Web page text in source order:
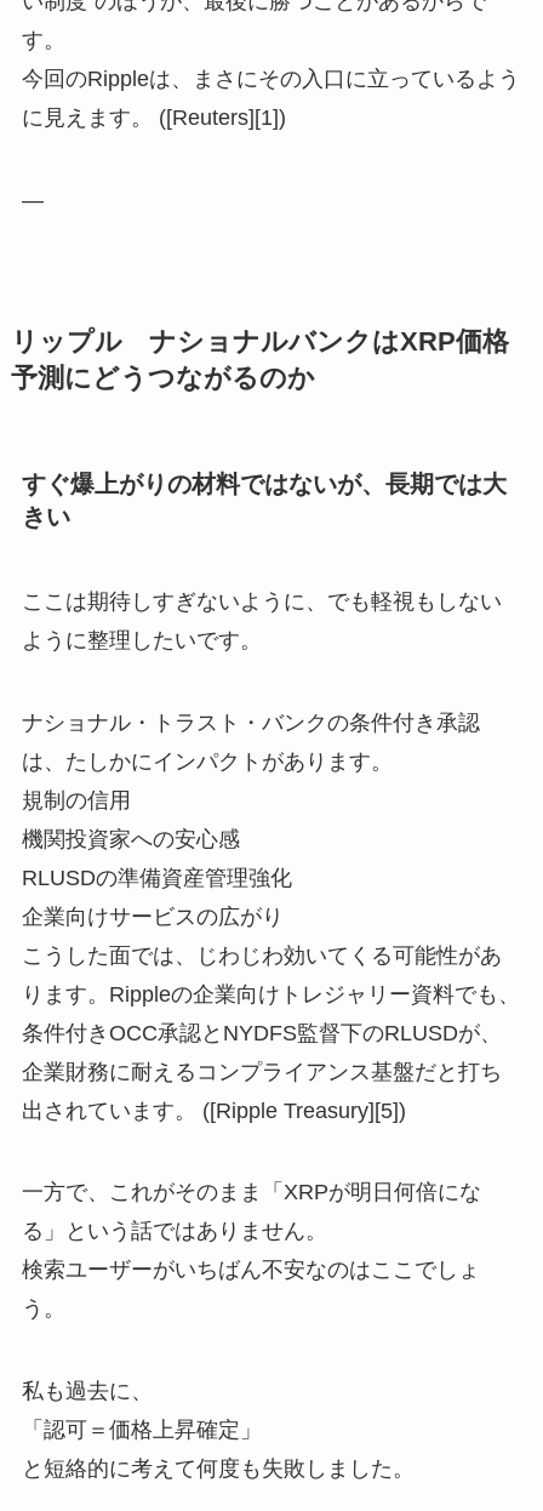
す。
今回のRippleは、まさにその入口に立っているよう
に見えます。 ([Reuters][1])
—
リップル ナショナルバンクはXRP価格
予測にどうつながるのか
すぐ爆上がりの材料ではないが、長期では大
きい
ここは期待しすぎないように、でも軽視もしない
ように整理したいです。
ナショナル・トラスト・バンクの条件付き承認
は、たしかにインパクトがあります。
規制の信用
機関投資家への安心感
RLUSDの準備資産管理強化
企業向けサービスの広がり
こうした面では、じわじわ効いてくる可能性があ
ります。Rippleの企業向けトレジャリー資料でも、
条件付きOCC承認とNYDFS監督下のRLUSDが、
企業財務に耐えるコンプライアンス基盤だと打ち
出されています。 ([Ripple Treasury][5])
一方で、これがそのまま「XRPが明日何倍にな
る」という話ではありません。
検索ユーザーがいちばん不安なのはここでしょ
う。
私も過去に、
「認可＝価格上昇確定」
と短絡的に考えて何度も失敗しました。